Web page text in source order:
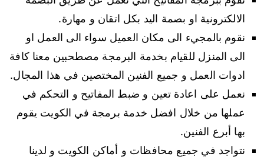
الالكترونية او بصمة اليد بكل اتقان و مهارة.
نقوم بالمجيء الى مكان العميل سواء الى العمل او
الى المنزل للقيام بخدمة البرمجة مصطحبين معنا كافة
ادوات العمل و جميع الفنين المختصين في هذا المجال.
نعمل على اعادة تعين و ضبط المفاتيح و التحكم في
عملها من خلال افضل خدمة برمجة في الكويت يقوم
بها أبرع الفنين.
نتواجد في جميع محافظات و أماكن الكويت و لدينا